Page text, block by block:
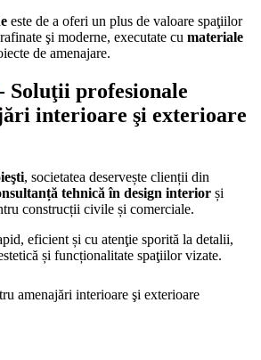
este de a oferi un plus de valoare spaţiilor
şi moderne, executate cu materiale
de amenajare.
Soluţii profesionale
interioare şi exterioare
, societatea deservește clienții din
tehnică în design interior și
construcții civile și comerciale.
eficient și cu atenţie sporită la detalii,
și funcționalitate spaţiilor vizate.